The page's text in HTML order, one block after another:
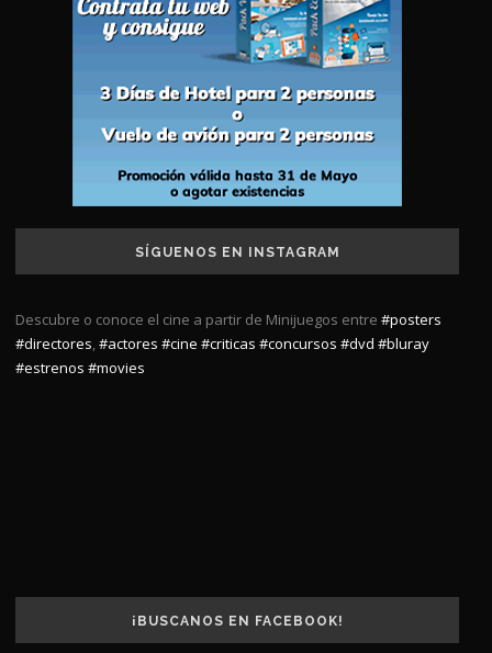
SÍGUENOS EN INSTAGRAM
Descubre o conoce el cine a partir de Minijuegos entre #posters
#directores,#actores #cine #criticas #concursos #dvd #bluray
#estrenos #movies
¡BUSCANOS EN FACEBOOK!